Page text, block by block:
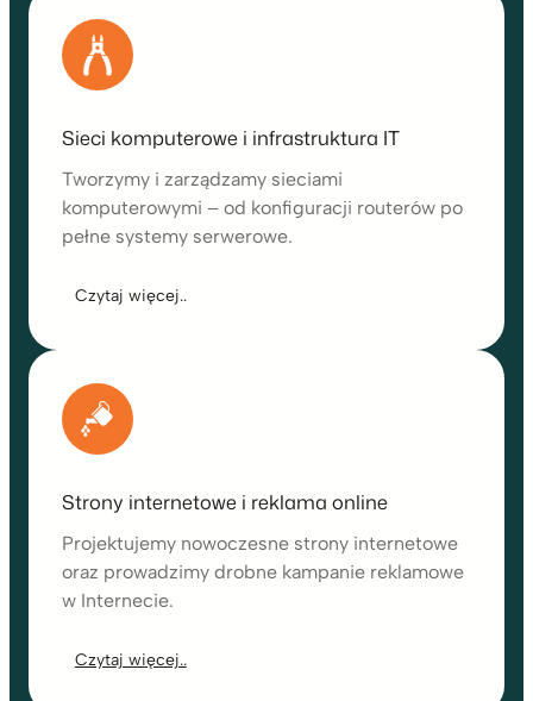
Sieci komputerowe i infrastruktura IT
Tworzymy i zarządzamy sieciami
komputerowymi – od konfiguracji routerów po
pełne systemy serwerowe.
Czytaj więcej..
Strony internetowe i reklama online
Projektujemy nowoczesne strony internetowe
oraz prowadzimy drobne kampanie reklamowe
w Internecie.
Czytaj więcej..